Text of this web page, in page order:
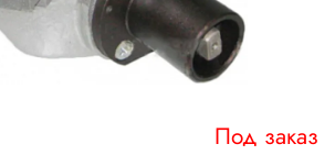
Под заказ